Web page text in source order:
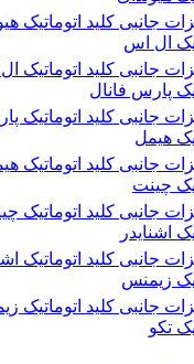
جانبی کلید اتوماتیک
ال اس
جانبی کلید اتوماتیک
پارس فانال
جانبی کلید اتوماتیک
هیمل
جانبی کلید اتوماتیک
چینت
جانبی کلید اتوماتیک
اشنایدر
جانبی کلید اتوماتیک
زیمنس
جانبی کلید اتوماتیک
تکو